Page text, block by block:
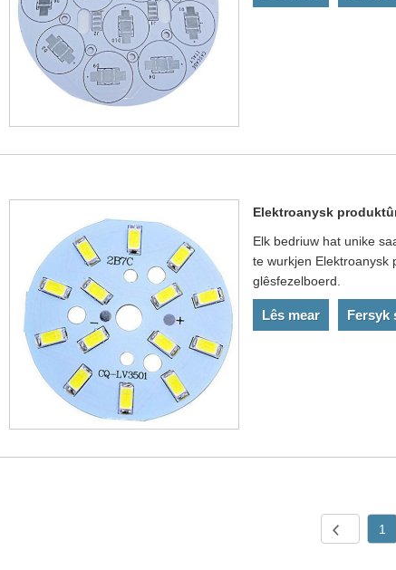
Elektroanysk
Elk bedriuw hat unike
te wurkjen Elektroanysk
glêsfezelboerd.
Lês mear Fersyk
1